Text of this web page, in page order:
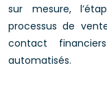
sur mesure,
processus de
contact
automatisés.